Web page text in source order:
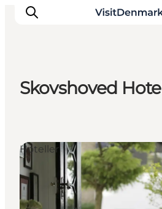
Oplevelser
Overnatning
Planlæg ferien
Skovshoved Hotel
Hoteller